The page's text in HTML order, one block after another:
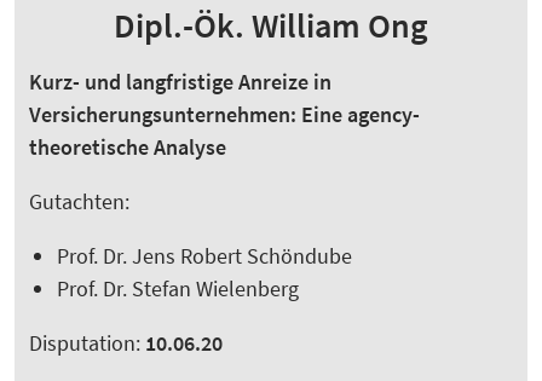
Dipl.-Ök. William Ong
Kurz- und langfristige Anreize in
Versicherungsunternehmen: Eine agency-
theoretische Analyse
Gutachten:
Prof. Dr. Jens Robert Schöndube
Prof. Dr. Stefan Wielenberg
Disputation: 10.06.20